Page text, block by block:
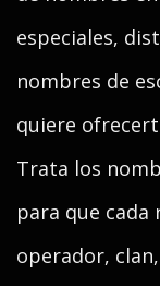
especiales,
nombres de
quiere
Trata los
para que
operador,